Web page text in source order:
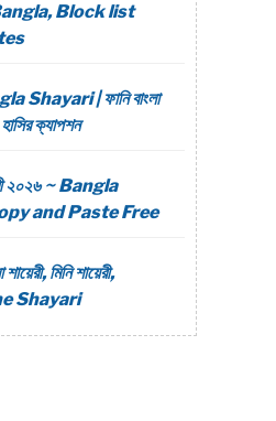
Block list
Shayari | ফানি বাংলা
হাসির ক্যাপশন
২০২৬ ~ Bangla
and Paste Free
মিনি শায়েরী,
Shayari